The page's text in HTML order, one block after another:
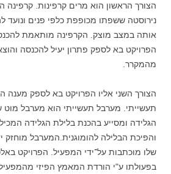
הצורך הראשון הוא מרים קרפינות. קרפינה
נירוסטה ששפתו מכופפת כלפי פנים ונועד
אותה במצב מוצק. הקרפינה מותאמת
הפרויקט בא לספק פתרון יעיל להכנסה
מהמקרר.
הצורך השני אליו הפרויקט בא לספק מענה
תעשייתי. מערבל תעשייתי הוא מערבל
הגלידה ומסייע בהכנת בלילת הגלידה
והפיכת הבלילה להומוגנית.המערבל מוחזק
שלו מוכתבות על־ידי המפעיל. הפרויקט
בפעולתו ע"י הורדת המאמץ הפיזי מהמפעיל